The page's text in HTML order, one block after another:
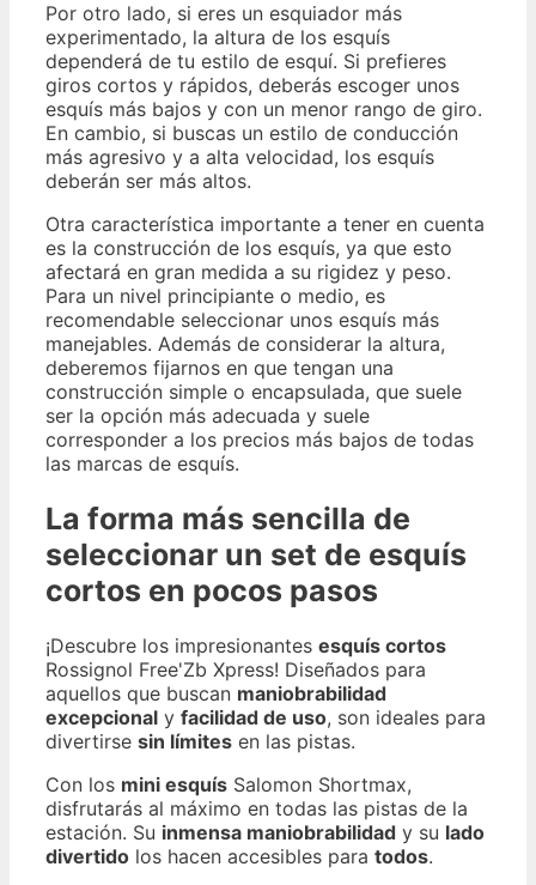
Por otro lado, si eres un esquiador más
experimentado, la altura de los esquís
dependerá de tu estilo de esquí. Si prefieres
giros cortos y rápidos, deberás escoger unos
esquís más bajos y con un menor rango de giro.
En cambio, si buscas un estilo de conducción
más agresivo y a alta velocidad, los esquís
deberán ser más altos.
Otra característica importante a tener en cuenta
es la construcción de los esquís, ya que esto
afectará en gran medida a su rigidez y peso.
Para un nivel principiante o medio, es
recomendable seleccionar unos esquís más
manejables. Además de considerar la altura,
deberemos fijarnos en que tengan una
construcción simple o encapsulada, que suele
ser la opción más adecuada y suele
corresponder a los precios más bajos de todas
las marcas de esquís.
La forma más sencilla de
seleccionar un set de esquís
cortos en pocos pasos
¡Descubre los impresionantes esquís cortos
Rossignol Free'Zb Xpress! Diseñados para
aquellos que buscan maniobrabilidad
excepcional y facilidad de uso, son ideales para
divertirse sin límites en las pistas.
Con los mini esquís Salomon Shortmax,
disfrutarás al máximo en todas las pistas de la
estación. Su inmensa maniobrabilidad y su lado
divertido los hacen accesibles para todos.